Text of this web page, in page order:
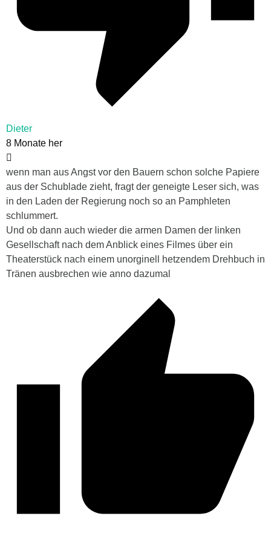
Dieter
8 Monate her
wenn man aus Angst vor den Bauern schon solche Papiere
aus der Schublade zieht, fragt der geneigte Leser sich, was
in den Laden der Regierung noch so an Pamphleten
schlummert.
Und ob dann auch wieder die armen Damen der linken
Gesellschaft nach dem Anblick eines Filmes über ein
Theaterstück nach einem unorginell hetzendem Drehbuch in
Tränen ausbrechen wie anno dazumal